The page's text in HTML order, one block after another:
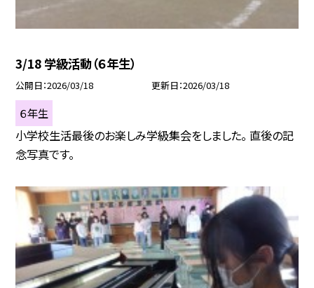
3/18 学級活動（６年生）
公開日 2026/03/18 更新日 2026/03/18
６年生
小学校生活最後のお楽しみ学級集会をしました。 直後の記
念写真です。